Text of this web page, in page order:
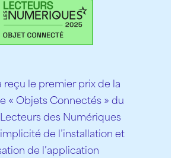
reçu le premier prix de la
« Objets Connectés » du
des Numériques
de l’installation et
de l’application